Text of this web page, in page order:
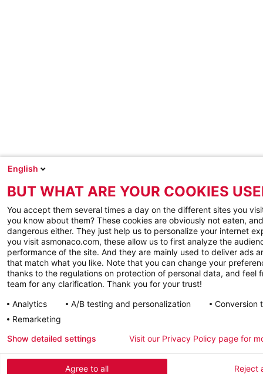
English
BUT WHAT ARE YOUR COOKIES
You accept them several times a day on the different sites you
you know about them? These cookies are obviously not eaten,
dangerous either. They just help us to personalize your internet
you visit asmonaco.com, these allow us to first analyze the
performance of the site. And they are mainly used to deliver ads
that match what you like. Note that you can change your
thanks to the regulations on protection of personal data, and feel
team for any clarification. Thank you for your trust!
Analytics
A/B testing and personalization
Conversion
Remarketing
Agree to all Reject
Show detailed settings Visit our Privacy Policy page for